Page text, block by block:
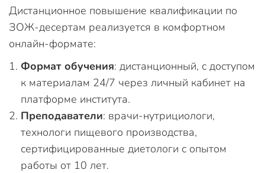
Дистанционное повышение квалификации по
ЗОЖ-десертам реализуется в комфортном
онлайн-формате:
Формат обучения: дистанционный, с доступом
к материалам 24/7 через личный кабинет на
платформе института.
Преподаватели: врачи-нутрициологи,
технологи пищевого производства,
сертифицированные диетологи с опытом
работы от 10 лет.